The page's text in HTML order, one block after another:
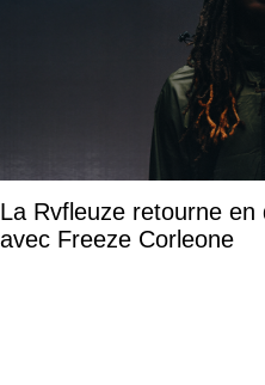
La Rvfleuze retourne
avec Freeze Corleone